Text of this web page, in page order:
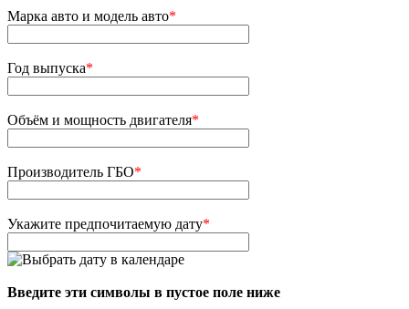
Марка авто и модель авто*
Год выпуска*
Объём и мощность двигателя*
Производитель ГБО*
Укажите предпочитаемую дату*
Введите эти символы в пустое поле ниже